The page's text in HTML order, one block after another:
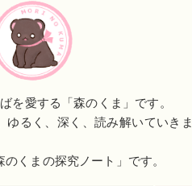
を愛する「森のくま」です。
ゆるく、深く、読み解いていき
くまの探究ノート」です。